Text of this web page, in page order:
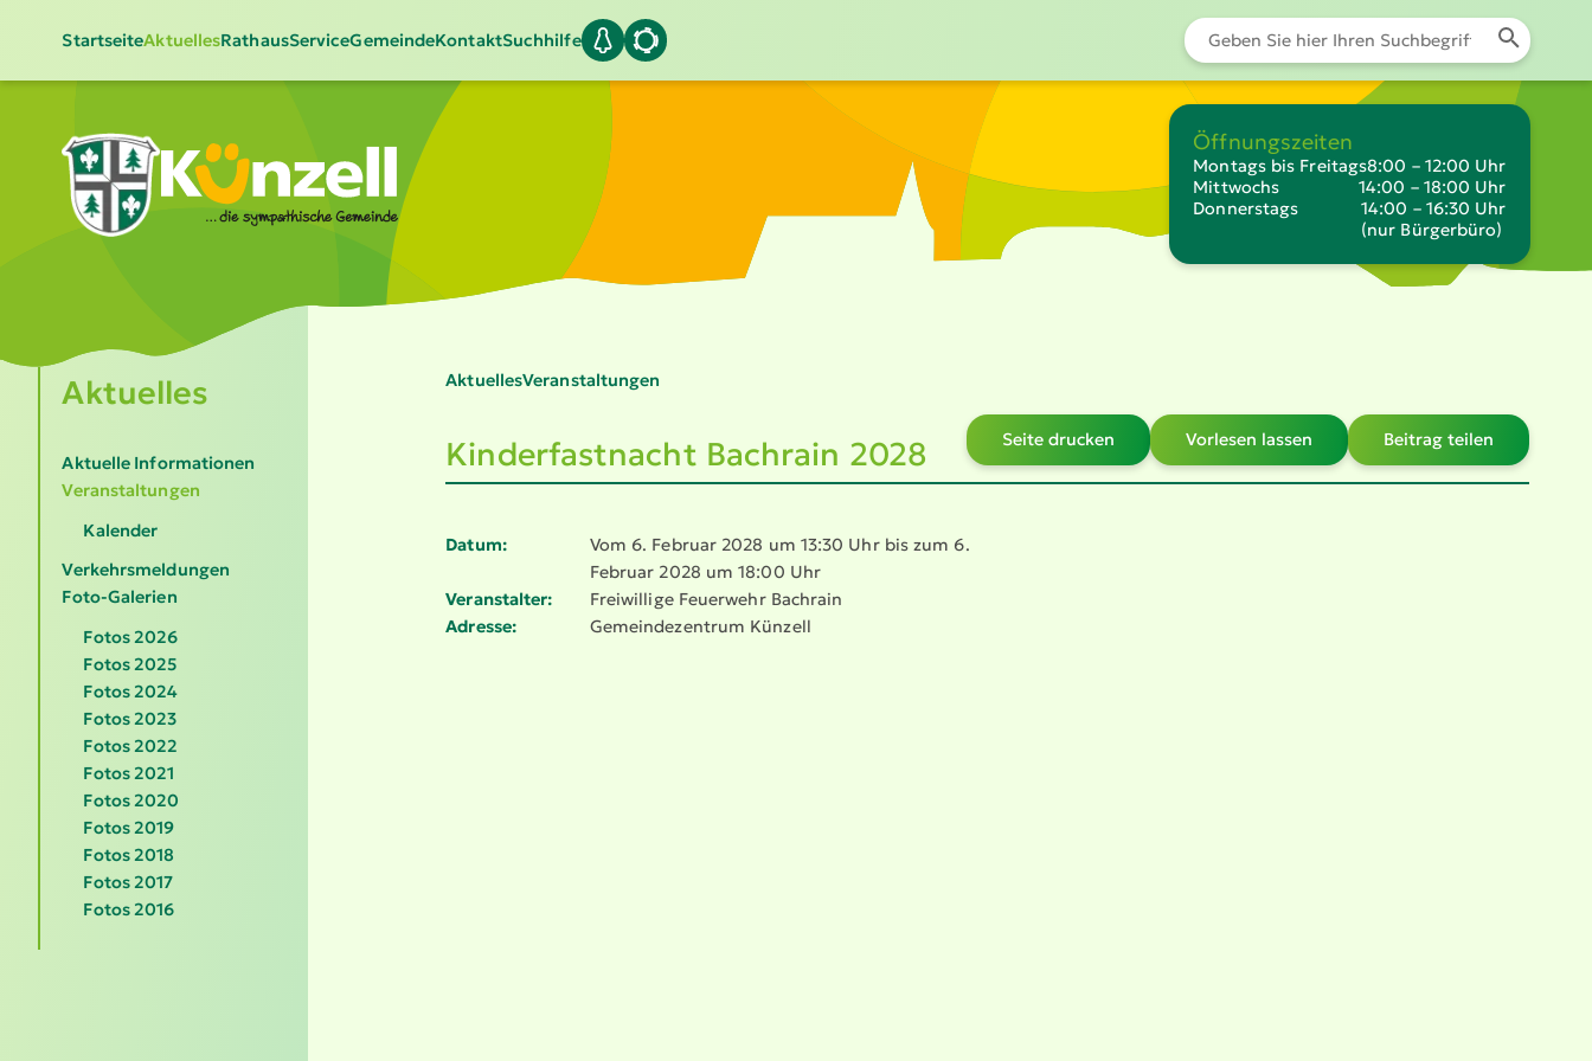
StartseiteAktuellesRathausServiceGemeindeKontaktSuchhilfe
Öffnungszeiten
Montags bis Freitags8:00 – 12:00 Uhr
Mittwochs
14:00 – 18:00 Uhr
Donnerstags
14:00 – 16:30 Uhr
(nur Bürgerbüro)
AktuellesVeran­stal­tungen
Kinder­fast­nacht Bachrain 2028 Seite drucken Vorlesen lassen Beitrag teilen
Datum:
Vom 6. Februar 2028 um 13:30 Uhr bis zum 6.
Februar 2028 um 18:00 Uhr
Veranstalter:
Freiwillige Feuerwehr Bachrain
Adresse:
Gemein­de­zentrum Künzell
Aktuelles
Aktuelle Informationen
Veranstaltungen
Kalender
Verkehrsmeldungen
Foto-Galerien
Fotos 2026
Fotos 2025
Fotos 2024
Fotos 2023
Fotos 2022
Fotos 2021
Fotos 2020
Fotos 2019
Fotos 2018
Fotos 2017
Fotos 2016